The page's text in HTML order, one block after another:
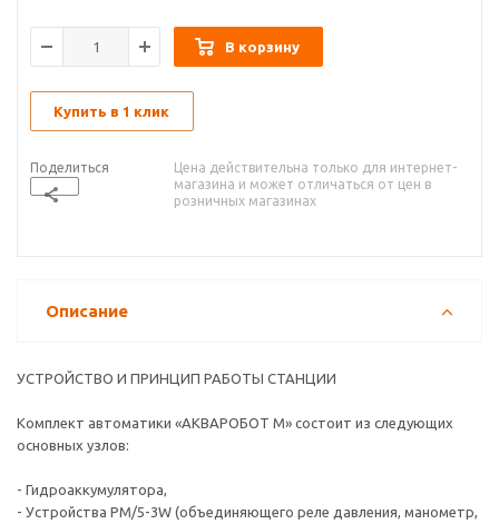
В корзину
Купить в 1 клик
Поделиться
Цена действительна только для интернет-
магазина и может отличаться от цен в
розничных магазинах
Описание
УСТРОЙСТВО И ПРИНЦИП РАБОТЫ СТАНЦИИ
Комплект автоматики «АКВАРОБОТ М» состоит из следующих
основных узлов:
- Гидроаккумулятора,
- Устройства PM/5-3W (объединяющего реле давления, манометр,